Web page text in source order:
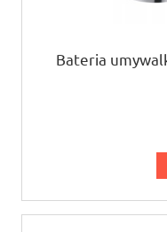
Bateria